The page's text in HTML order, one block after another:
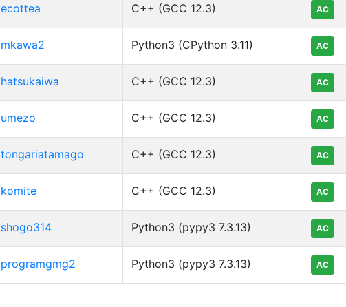
ecottea C++ (GCC 12.3) AC
mkawa2 Python3 (CPython 3.11) AC
hatsukaiwa C++ (GCC 12.3) AC
umezo C++ (GCC 12.3) AC
tongariatamago C++ (GCC 12.3) AC
komite C++ (GCC 12.3) AC
shogo314 Python3 (pypy3 7.3.13) AC
programgmg2 Python3 (pypy3 7.3.13) AC